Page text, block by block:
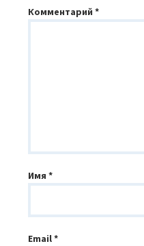
Комментарий*
Имя*
Email*